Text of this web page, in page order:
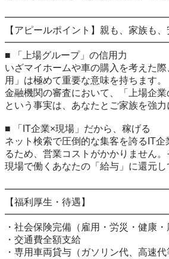
【アピールポイント】親も、家族も
■ 「上場グループ」の信用力
いざマイホームや車の購入を考えた
用」は極めて重要な意味を持ちます。
金融機関の審査において、「上場企業
という事実は、あなたとご家族を強力
■ 「IT企業×現場」だから、稼げる
ネット検索で圧倒的な集客を誇るIT
るため、営業コストがかかりません。
現場で働くあなたの「給与」に還元し
【福利厚生・待遇】
・社会保険完備（雇用・労災・健康・
・交通費全額支給
・専用車両貸与（ガソリン代、高速